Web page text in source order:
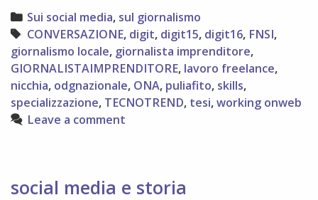
cultura,
riflessioni
post-
digit15
Categories
Sui social media, sul giornalismo
Tags
CONVERSAZIONE, digit, digit15, digit16, FNSI,
giornalismo locale, giornalista imprenditore,
GIORNALISTAIMPRENDITORE, lavoro freelance,
nicchia, odgnazionale, ONA, puliafito, skills,
specializzazione, TECNOTREND, tesi,working onweb
Leave a comment
social media e storia